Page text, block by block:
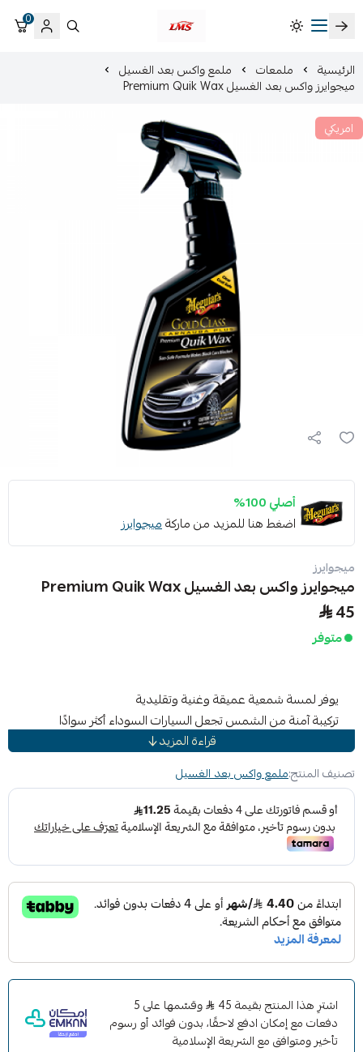
متجر لمسات الشرقية لزينة سيارات LMS
0
الرئيسية ملمعات ملمع واكس بعد الغسيل
ميجوايرز واكس بعد الغسيل Premium Quik Wax
امريكي
أصلي 100%
اضغط هنا للمزيد من ماركةميجوايرز
ميجوايرز
ميجوايرز واكس بعد الغسيل Premium Quik Wax
45
متوفر
يوفر لمسة شمعية عميقة وغنية وتقليدية
تركيبة آمنة من الشمس تجعل السيارات السوداء أكثر سوادًا
يمكن تطبيق التركيبة غير المبيضة حتى في الشمس الكاملة!
والثراء
تركيبة بخاخ سريعة وسهلة الاستخدام ، ببساطة قم برشها
وامسحها ، ويمكن وضعها تحت أشعة الشمس الكاملة
آمنة وفعالة جميع الدهانات اللامعة والمعاطف الشفافة (لا
تستخدم في التشطيبات المسطحة أو غير اللامعة أو الساتان)
لن تترك بقايا شمع أبيض على البلاستيك الخارجي أو المطاط مثل
الشمع التقليدي
مثالي عند استخدامه مع منشفة من الألياف الدقيقة عالية الجودة
X2020
يوفر لمسة شمعية عميقة وغنية وتقليدية
قراءة المزيد
تصنيف المنتج:ملمع واكس بعد الغسيل
اشترِ هذا المنتج بقيمة 45
وقسّمها على 5
دفعات مع إمكان ادفع لاحقًا، بدون فوائد أو رسوم
تأخير ومتوافق مع الشريعة الإسلامية